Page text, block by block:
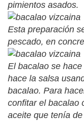
pimientos asados.
Esta preparación
pescado, en
El bacalao se
hace la salsa
bacalao. Para
confitar el bacalao
aceite que tenía